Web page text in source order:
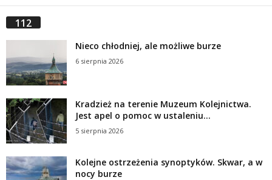
112
Nieco chłodniej, ale możliwe burze
6 sierpnia 2026
Kradzież na terenie Muzeum Kolejnictwa.
Jest apel o pomoc w ustaleniu...
5 sierpnia 2026
Kolejne ostrzeżenia synoptyków. Skwar, a w
nocy burze